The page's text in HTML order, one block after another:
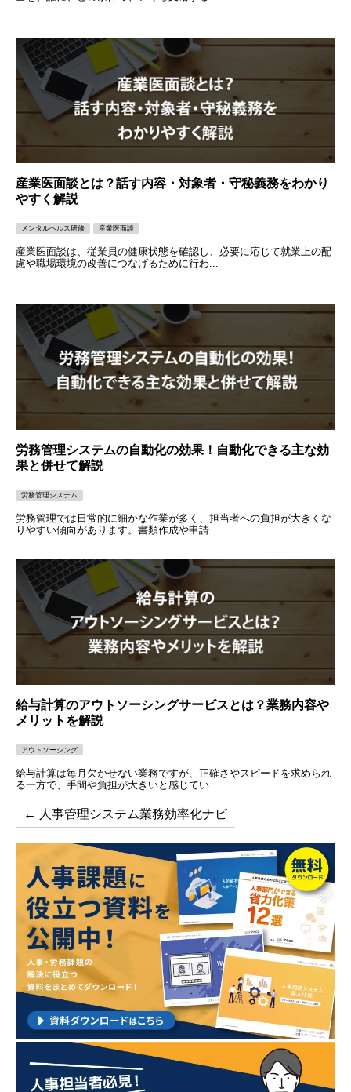
産業医面談とは？話す内容・対象者・守秘義務をわかり
やすく解説
メンタルヘルス研修 産業医面談
産業医面談は、従業員の健康状態を確認し、必要に応じて就業上の配
慮や職場環境の改善につなげるために行わ...
労務管理システムの自動化の効果！自動化できる主な効
果と併せて解説
労務管理システム
労務管理では日常的に細かな作業が多く、担当者への負担が大きくな
りやすい傾向があります。書類作成や申請...
給与計算のアウトソーシングサービスとは？業務内容や
メリットを解説
アウトソーシング
給与計算は毎月欠かせない業務ですが、正確さやスピードを求められ
る一方で、手間や負担が大きいと感じてい...
← 人事管理システム業務効率化ナビ